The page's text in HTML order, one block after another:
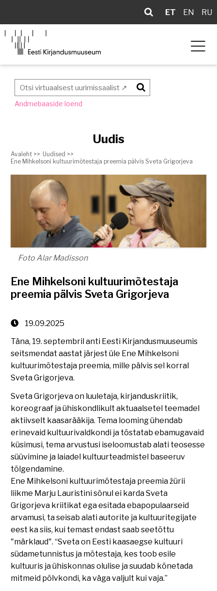
ET EN RU
Otsi
Andmebaaside loend
Uudis
Avaleht >> Uudised >>
Ene Mihkelsoni kultuurimõtestaja preemia pälvis Sveta Grigorjeva
Foto Alar Madisson
Ene Mihkelsoni kultuurimõtestaja
preemia pälvis Sveta Grigorjeva
19.09.2025
Täna, 19. septembril anti Eesti Kirjandusmuuseumis
seitsmendat aastat järjest üle Ene Mihkelsoni
kultuurimõtestaja preemia, mille pälvis sel korral
Sveta Grigorjeva.
Sveta Grigorjeva on luuletaja, kirjanduskriitik,
koreograaf ja ühiskondlikult aktuaalsetel teemadel
aktiivselt kaasarääkija. Tema looming ühendab
erinevaid kultuurivaldkondi ja tõstatab ebamugavaid
küsimusi, tema arvustusi iseloomustab alati teosesse
süüvimine ja laiadel kultuurteadmistel baseeruv
tõlgendamine.
Ene Mihkelsoni kultuurimõtestaja preemia žürii
liikme Marju Lauristini sõnul ei karda Sveta
Grigorjeva kriitikat ega esitada ebapopulaarseid
arvamusi, ta seisab alati autorite ja kultuuritegijate
eest ka siis, kui temast endast saab seetõttu
"märklaud". “Sveta on Eesti kaasaegse kultuuri
südametunnistus ja mõtestaja, kes toob esile
kultuuris ja ühiskonnas olulise ja suudab kõnetada
mitmeid põlvkondi, ka väga valjult kui vaja.”